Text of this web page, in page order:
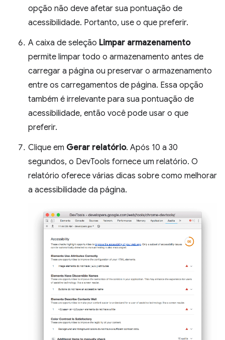
opção não deve afetar sua pontuação de
acessibilidade. Portanto, use o que preferir.
A caixa de seleção Limpar armazenamento
permite limpar todo o armazenamento antes de
carregar a página ou preservar o armazenamento
entre os carregamentos de página. Essa opção
também é irrelevante para sua pontuação de
acessibilidade, então você pode usar o que
preferir.
Clique em Gerar relatório. Após 10 a 30
segundos, o DevTools fornece um relatório. O
relatório oferece várias dicas sobre como melhorar
a acessibilidade da página.